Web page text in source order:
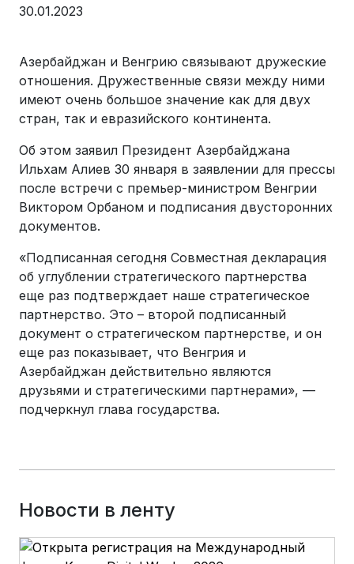
30.01.2023
Азербайджан и Венгрию связывают дружеские
отношения. Дружественные связи между ними
имеют очень большое значение как для двух
стран, так и евразийского континента.
Oб этом заявил Президент Азербайджана
Ильхам Алиев 30 января в заявлении для прессы
после встречи с премьер-министром Венгрии
Виктором Орбаном и подписания двусторонних
документов.
«Подписанная сегодня Совместная декларация
об углублении стратегического партнерства
еще раз подтверждает наше стратегическое
партнерство. Это – второй подписанный
документ о стратегическом партнерстве, и он
еще раз показывает, что Венгрия и
Азербайджан действительно являются
друзьями и стратегическими партнерами», —
подчеркнул глава государства.
Новости в ленту